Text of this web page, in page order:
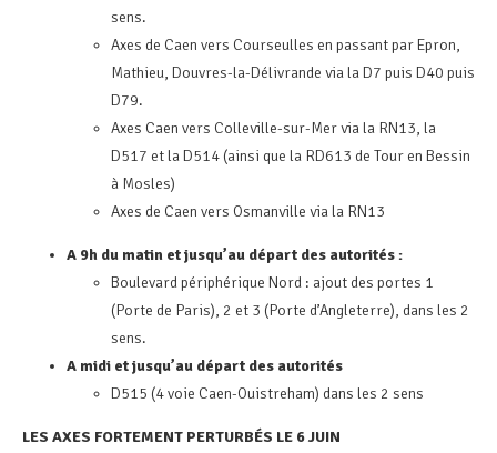
sens.
Axes de Caen vers Courseulles en passant par Epron,
Mathieu, Douvres-la-Délivrande via la D7 puis D40 puis
D79.
Axes Caen vers Colleville-sur-Mer via la RN13, la
D517 et la D514 (ainsi que la RD613 de Tour en Bessin
à Mosles)
Axes de Caen vers Osmanville via la RN13
A 9h du matin et jusqu’au départ des autorités :
Boulevard périphérique Nord : ajout des portes 1
(Porte de Paris), 2 et 3 (Porte d’Angleterre), dans les 2
sens.
A midi et jusqu’au départ des autorités
D515 (4 voie Caen-Ouistreham) dans les 2 sens
LES AXES FORTEMENT PERTURBÉS LE 6 JUIN